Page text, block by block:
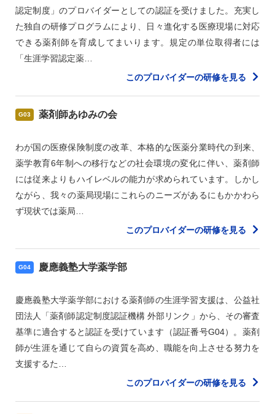
認定制度」のプロバイダーとしての認証を受けました。充実し
た独自の研修プログラムにより、日々進化する医療現場に対応
できる薬剤師を育成してまいります。規定の単位取得者には
「生涯学習認定薬…
このプロバイダーの研修を見る
G03 薬剤師あゆみの会
わが国の医療保険制度の改革、本格的な医薬分業時代の到来、
薬学教育6年制への移行などの社会環境の変化に伴い、薬剤師
には従来よりもハイレベルの能力が求められています。しかし
ながら、我々の薬局現場にこれらのニーズがあるにもかかわら
ず現状では薬局…
このプロバイダーの研修を見る
G04 慶應義塾大学薬学部
慶應義塾大学薬学部における薬剤師の生涯学習支援は、公益社
団法人「薬剤師認定制度認証機構 外部リンク」から、その審査
基準に適合すると認証を受けています（認証番号G04）。薬剤
師が生涯を通じて自らの資質を高め、職能を向上させる努力を
支援するた…
このプロバイダーの研修を見る